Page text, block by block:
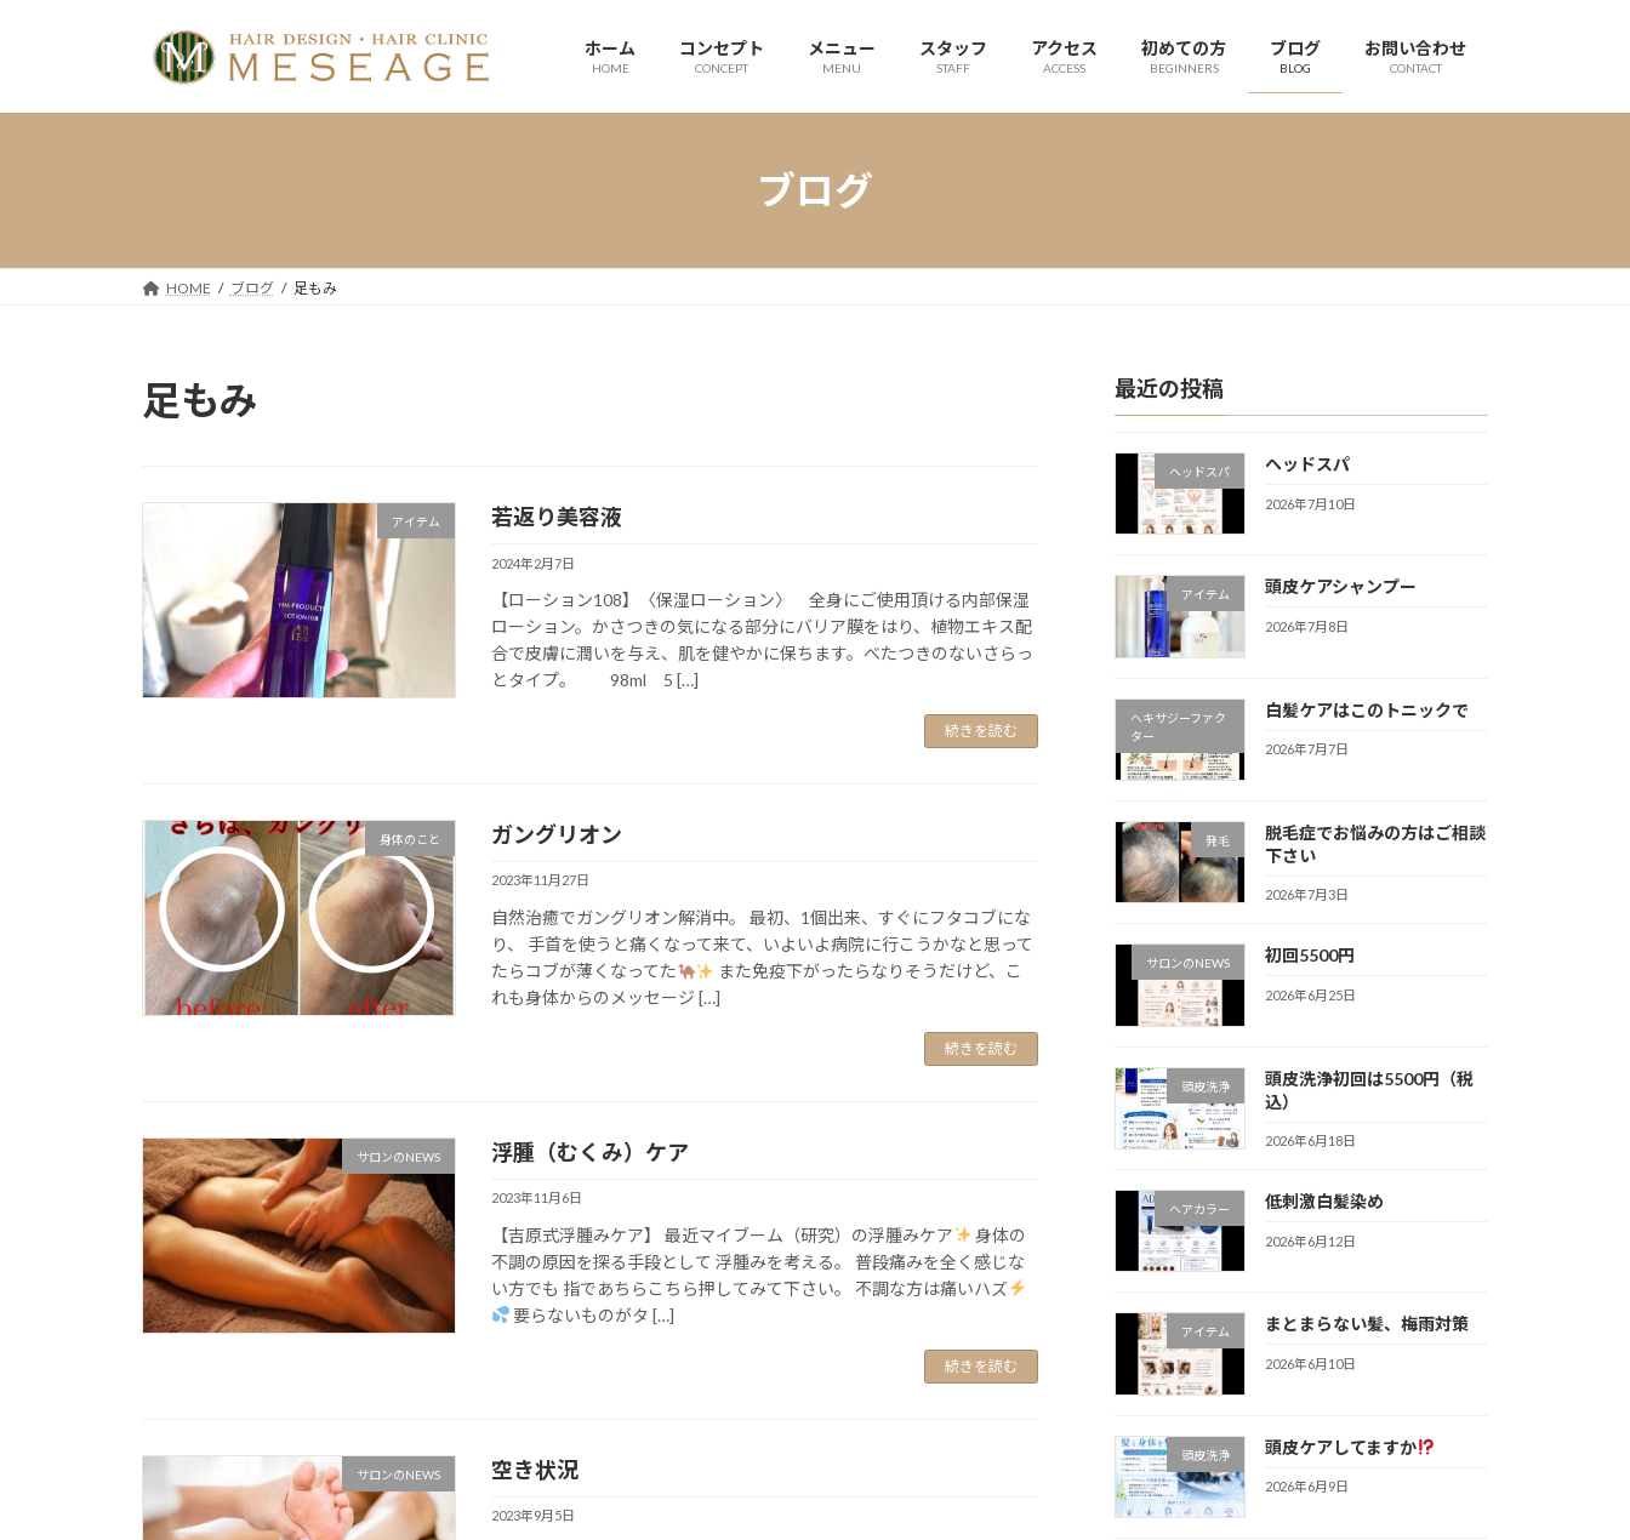
プ
動
ホーム
HOME
コンセプト
CONCEPT
メニュー
MENU
スタッフ
STAFF
アクセス
ACCESS
初めての方
BEGINNERS
ブログ
BLOG
お問い合わせ
CONTACT
ブログ
HOME ブログ 足もみ
足もみ
アイテム 若返り美容液
2024年2月7日
【ローション108】〈保湿ローション〉 全身にご使用頂ける内部保湿
ローション。かさつきの気になる部分にバリア膜をはり、植物エキス配
合で皮膚に潤いを与え、肌を健やかに保ちます。べたつきのないさらっ
とタイプ。 98ml 5 […]
続きを読む
身体のこと ガングリオン
2023年11月27日
自然治癒でガングリオン解消中。 最初、1個出来、すぐにフタコブにな
り、 手首を使うと痛くなって来て、いよいよ病院に行こうかなと思って
たらコブが薄くなってた
また免疫下がったらなりそうだけど、こ
れも身体からのメッセージ […]
続きを読む
サロンのNEWS 浮腫（むくみ）ケア
2023年11月6日
【吉原式浮腫みケア】 最近マイブーム（研究）の浮腫みケア
身体の
不調の原因を探る手段として 浮腫みを考える。 普段痛みを全く感じな
い方でも 指であちらこちら押してみて下さい。 不調な方は痛いハズ
要らないものがタ […]
続きを読む
サロンのNEWS 空き状況
2023年9月5日
最近の投稿
ヘッドスパ ヘッドスパ
2026年7月10日
アイテム 頭皮ケアシャンプー
2026年7月8日
ヘキサジーファク
ター
白髪ケアはこのトニックで
2026年7月7日
発毛
脱毛症でお悩みの方はご相談
下さい
2026年7月3日
サロンのNEWS 初回5500円
2026年6月25日
頭皮洗浄
頭皮洗浄初回は5500円（税
込）
2026年6月18日
ヘアカラー 低刺激白髪染め
2026年6月12日
アイテム まとまらない髪、梅雨対策
2026年6月10日
頭皮洗浄 頭皮ケアしてますか
2026年6月9日